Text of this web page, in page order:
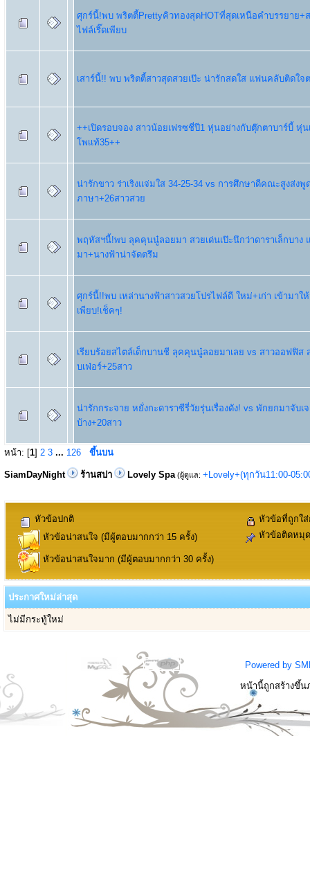
ศุกร์นี้!พบ พริตตี้PrettyคิวทองสุดHOTที่สุดเหนือคำบรรยาย+
ไฟล์เริ๊ดเพียบ
เสาร์นี้!! พบ พริตตี้สาวสุดสวยเป๊ะ น่ารักสดใส แฟนคลับติดใจ
++เปิดรอบจอง สาวน้อยเฟรซชี่ปี1 หุ่นอย่างกับตุ๊กตาบาร์บี้ หุ่น
โพเเท้35++
น่ารักขาว ร่าเริงแจ่มใส 34-25-34 vs การศึกษาดีคณะสูงส่งพู
ภาษา+26สาวสวย
พฤหัสฯนี้!พบ ลุคคุนนู๋ลอยมา สวยเด่นเป๊ะนึกว่าดาราเล็กบาง
มา+นางฟ้าน่าจัดตรึม
ศุกร์นี้!!พบ เหล่านางฟ้าสาวสวยโปรไฟล์ดี ใหม่+เก่า เข้ามาใ
เพียบ!เช็คๆ!
เรียบร้อยสไตล์เด็กบานชี ลุคคุนนู๋ลอยมาเลย vs สาวออฟฟิส
บเฟ่อร์+25สาว
น่ารักกระจาย หยั่งกะดาราซีรี่วัยรุ่นเรื่องดัง! vs พักยกมาจับเ
บ้าง+20สาว
หน้า: [1] 2 3 ... 126 ขึ้นบน
SiamDayNight ร้านสปา Lovely Spa (ผู้ดูแล: +Lovely+(ทุกวัน11:00-
หัวข้อปกติ
หัวข้อน่าสนใจ (มีผู้ตอบมากกว่า 15 ครั้ง)
หัวข้อน่าสนใจมาก (มีผู้ตอบมากกว่า 30 ครั้ง)
หัวข้อที่ถูกใ
หัวข้อติดหมุด
ประกาศใหม่ล่าสุด
ไม่มีกระทู้ใหม่
Powered by
หน้านี้ถูกสร้างขึ้น